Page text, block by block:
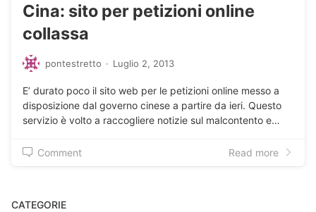
Cina: sito per petizioni online
collassa
pontestretto · Luglio 2, 2013
E’ durato poco il sito web per le petizioni online messo a
disposizione dal governo cinese a partire da ieri. Questo
servizio è volto a raccogliere notizie sul malcontento e…
Comment Read more
CATEGORIE